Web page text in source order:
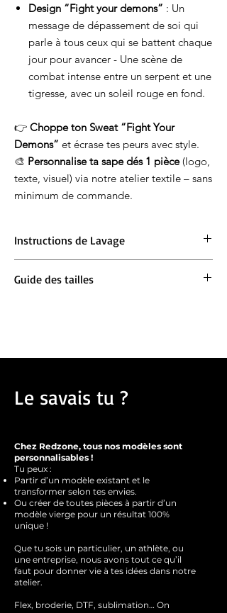
Design “Fight your demons” : Un
message de dépassement de soi qui
parle à tous ceux qui se battent chaque
jour pour avancer - Une scène de
combat intense entre un serpent et une
tigresse, avec un soleil rouge en fond.
👉 Choppe ton Sweat “Fight Your
Demons” et écrase tes peurs avec style.
🎨 Personnalise ta sape dés 1 pièce(logo,
texte, visuel) via notre atelier textile – sans
minimum de commande.
Instructions de Lavage
Repassage à 150° max. Ne pas sécher en
Guide des tailles
Le savais tu ?
Chez Redzone, tous nos modèles sont
personnalisables !
Tu peux :
Partir d’un modèle existant et le
transformer selon tes envies.
Ou créer de toutes pièces à partir d’un
modèle vierge pour un résultat 100%
unique !
Que tu sois un particulier, un athlète, ou
une entreprise, nous avons tout ce qu’il
faut pour donner vie à tes idées dans notre
atelier.
Flex, broderie, DTF, sublimation… On